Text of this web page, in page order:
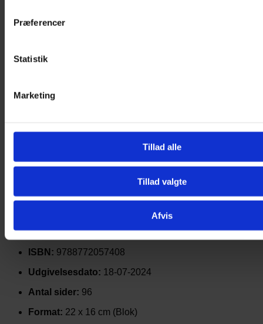
Præferencer
Statistik
Marketing
Tillad alle
Tillad valgte
Afvis
Fra
8
Yderligere information
Er du klar til timevis af ferieunderholdning?
over 80 sjove og lærerige aktiviteter – perfekt til børn fra 8 år.
Løs krydsord, prik-til-prik, sudoku og labyrinter, eller kast dig
Tag den med på ferien, i sommerhuset eller på bagsædet af
bilen – og få sjov og variation, uanset hvor du er!
Bagerst finder du gruppeaktiviteter som “galgeleg” og
Bogen er trykt på FSC-certificeret papir.
Alder:Fra 8 år
ISBN: 9788772057408
Udgivelsesdato: 18-07-2024
Antal sider: 96
Format: 22 x 16 cm (Blok)